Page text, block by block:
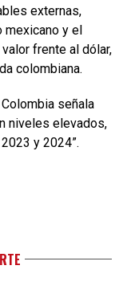
externas,
mexicano y el
frente al dólar,
colombiana.
señala
niveles elevados,
y 2024”.